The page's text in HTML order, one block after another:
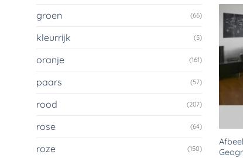
groen (66)
kleurrijk (5)
oranje (161)
paars (57)
rood (207)
rose (64)
roze (150)